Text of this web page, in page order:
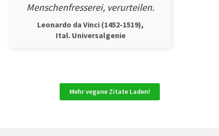
Menschenfresserei, verurteilen.
Leonardo da Vinci (1452-1519),
Ital. Universalgenie
Mehr vegane Zitate Laden!